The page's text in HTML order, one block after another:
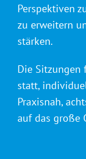
Perspektiven
zu erweitern
stärken.
Die
statt,
Praxisnah,
auf das große